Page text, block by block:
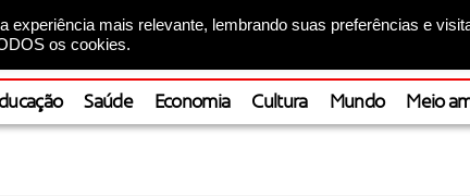
mais relevante, lembrando suas preferências e
os cookies.
Saúde Economia Cultura Mundo Meio